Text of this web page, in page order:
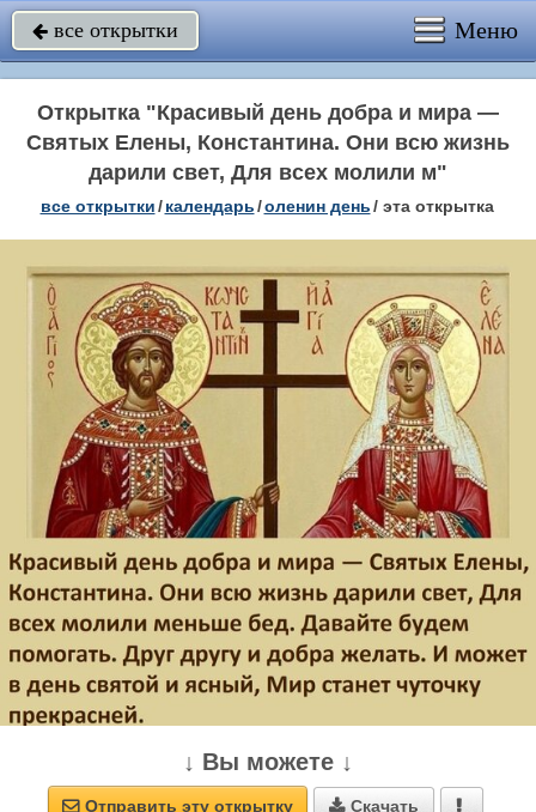
 все открытки Меню
Открытка "Красивый день добра и мира —
Святых Елены, Константина. Они всю жизнь
дарили свет, Для всех молили м"
все открытки/ календарь/оленин день/ эта открытка
↓ Вы можете ↓
 Отправить эту открытку  Скачать 